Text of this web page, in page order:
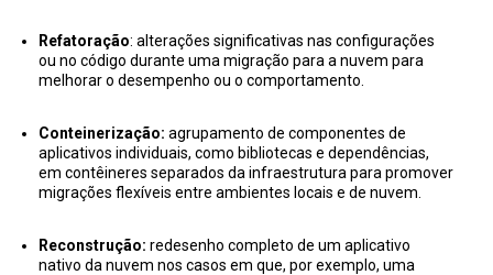
Refatoração: alterações significativas nas configurações
ou no código durante uma migração para a nuvem para
melhorar o desempenho ou o comportamento.
Conteinerização: agrupamento de componentes de
aplicativos individuais, como bibliotecas e dependências,
em contêineres separados da infraestrutura para promover
migrações flexíveis entre ambientes locais e de nuvem.
Reconstrução: redesenho completo de um aplicativo
nativo da nuvem nos casos em que, por exemplo, uma